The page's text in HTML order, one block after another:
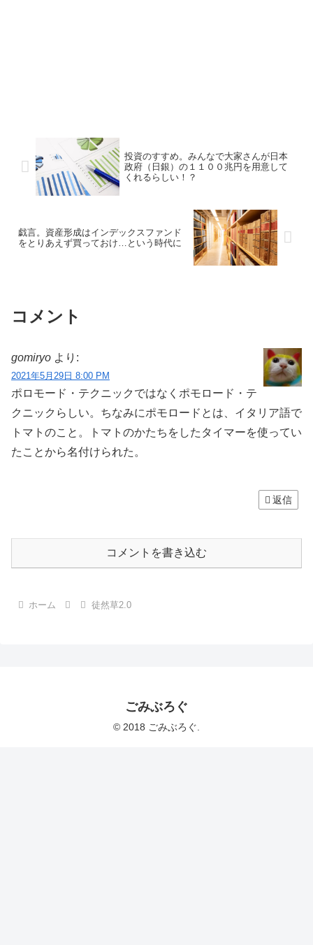
投資のすすめ。みんなで大家さんが日本
政府（日銀）の１１００兆円を用意して
くれるらしい！？
戯言。資産形成はインデックスファンド
をとりあえず買っておけ…という時代に
コメント
gomiryo より:
2021年5月29日 8:00 PM
ポロモード・テクニックではなくポモロード・テ
クニックらしい。ちなみにポモロードとは、イタリア語で
トマトのこと。トマトのかたちをしたタイマーを使ってい
たことから名付けられた。
返信
コメントを書き込む
ホーム 徒然草2.0
ごみぶろぐ
© 2018 ごみぶろぐ.